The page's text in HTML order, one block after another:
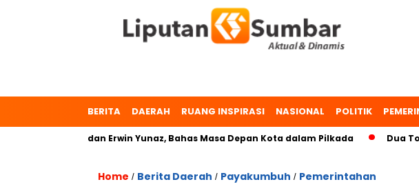
BERITA DAERAH RUANG INSPIRASI NASIONAL POLITIK
Zulmaeta dan Erwin Yunaz, Bahas Masa Depan Kota dalam Pilkada Dua
Home / Berita Daerah / Payakumbuh / Pemerintahan